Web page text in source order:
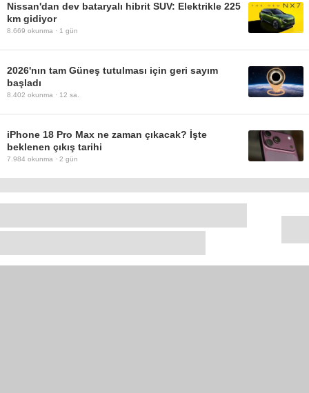
Nissan'dan dev bataryalı hibrit SUV: Elektrikle 225
km gidiyor
8.669 okunma · 1 gün
2026'nın tam Güneş tutulması için geri sayım
başladı
8.402 okunma · 12 sa.
iPhone 18 Pro Max ne zaman çıkacak? İşte
beklenen çıkış tarihi
7.984 okunma · 2 gün